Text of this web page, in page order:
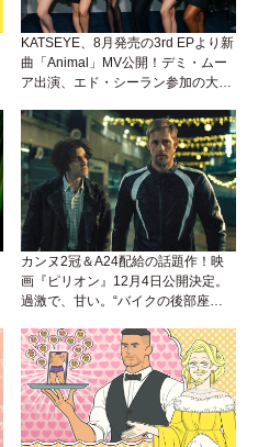
KATSEYE、8月発売の3rd EPより新
曲「Animal」MV公開！デミ・ムー
ア出演、エド・シーラン参加の大胆
カンヌ2冠＆A24配給の話題作！映
画『ピリオン』12月4日公開決定。
過激で、甘い。“バイクの後部座